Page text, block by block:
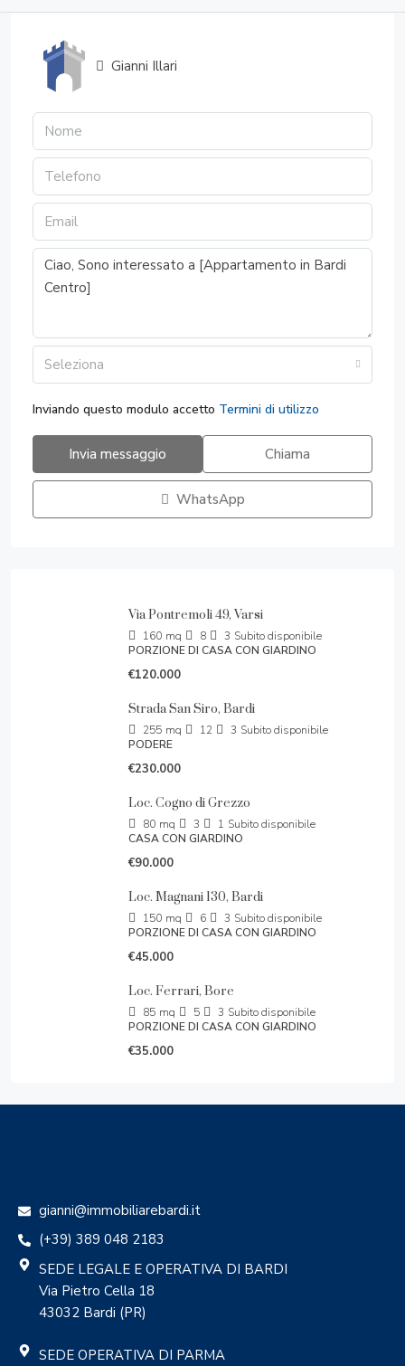
Gianni Illari
Seleziona
Inviando questo modulo accetto Termini di utilizzo
Invia messaggio Chiama
WhatsApp
Via Pontremoli 49, Varsi
160 mq 8 3 Subito disponibile
PORZIONE DI CASA CON GIARDINO
€120.000
Strada San Siro, Bardi
255 mq 12 3 Subito disponibile
PODERE
€230.000
Loc. Cogno di Grezzo
80 mq 3 1 Subito disponibile
CASA CON GIARDINO
€90.000
Loc. Magnani 130, Bardi
150 mq 6 3 Subito disponibile
PORZIONE DI CASA CON GIARDINO
€45.000
Loc. Ferrari, Bore
85 mq 5 3 Subito disponibile
PORZIONE DI CASA CON GIARDINO
€35.000
gianni@immobiliarebardi.it
(+39) 389 048 2183
SEDE LEGALE E OPERATIVA DI BARDI
Via Pietro Cella 18
43032 Bardi (PR)
SEDE OPERATIVA DI PARMA